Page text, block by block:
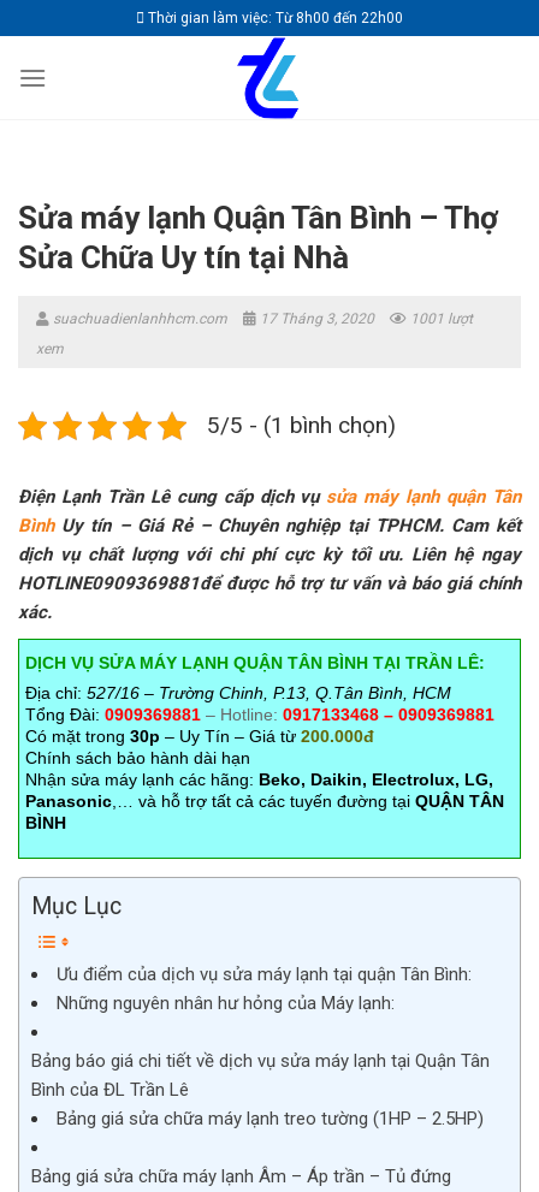
to
content
Thời gian làm việc: Từ 8h00 đến 22h00
Sửa máy lạnh Quận Tân Bình – Thợ
Sửa Chữa Uy tín tại Nhà
suachuadienlanhhcm.com 17 Tháng 3, 2020
1001 lượt
xem
5/5 - (1 bình chọn)
Điện Lạnh Trần Lê cung cấp dịch vụ sửa máy lạnh quận Tân
BìnhUy tín – Giá Rẻ – Chuyên nghiệp tại TPHCM. Cam kết
dịch vụ chất lượng với chi phí cực kỳ tối ưu. Liên hệ ngay
HOTLINE0909369881để được hỗ trợ tư vấn và báo giá chính
xác.
DỊCH VỤ SỬA MÁY LẠNH QUẬN TÂN BÌNH TẠI TRẦN LÊ:
Địa chỉ: 527/16 – Trường Chinh, P.13, Q.Tân Bình, HCM
Tổng Đài: 0909369881 – Hotline: 0917133468 – 0909369881
Có mặt trong 30p – Uy Tín – Giá từ 200.000đ
Chính sách bảo hành dài hạn
Nhận sửa máy lạnh các hãng: Beko, Daikin, Electrolux, LG,
Panasonic ,… và hỗ trợ tất cả các tuyến đường tại QUẬN TÂN
BÌNH
Mục Lục
Ưu điểm của dịch vụ sửa máy lạnh tại quận Tân Bình:
Những nguyên nhân hư hỏng của Máy lạnh:
Bảng báo giá chi tiết về dịch vụ sửa máy lạnh tại Quận Tân
Bình của ĐL Trần Lê
Bảng giá sửa chữa máy lạnh treo tường (1HP – 2.5HP)
Bảng giá sửa chữa máy lạnh Âm – Áp trần – Tủ đứng